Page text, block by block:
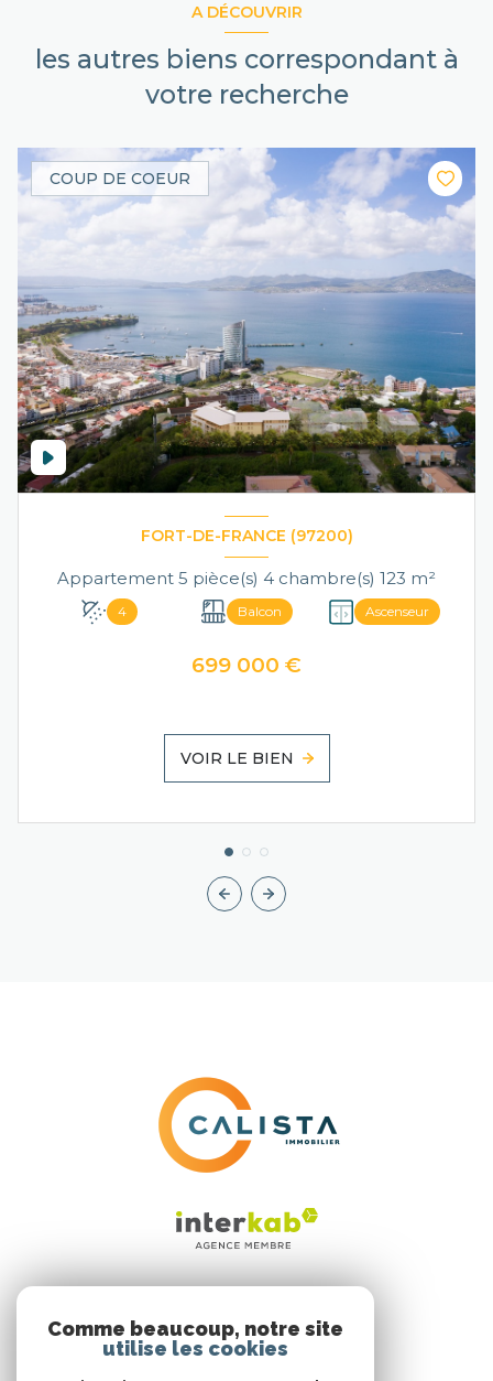
A DÉCOUVRIR
les autres biens correspondant à
votre recherche
COUP DE COEUR
FORT-DE-FRANCE (97200)
Appartement 5 pièce(s) 4 chambre(s) 123 m²
4 Balcon Ascenseur
699 000 €
VOIR LE BIEN
Nous adhérons
Comme beaucoup, notre site
utilise les cookies